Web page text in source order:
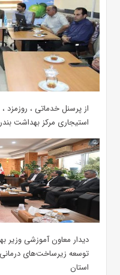
از پرسنل خدماتی ، روزمزد
استیجاری مرکز بهداشت
دیدار معاون آموزشی وزیر
توسعه زیرساخت‌های درمانی
استان